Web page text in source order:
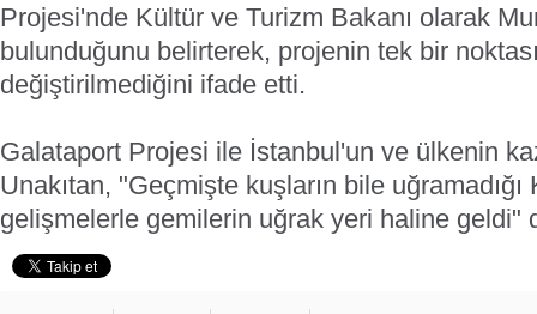
Projesi'nde Kültür ve Turizm Bakanı olarak
bulunduğunu belirterek, projenin tek bir
değiştirilmediğini ifade etti.
Galataport Projesi ile İstanbul'un ve ülkenin
Unakıtan, "Geçmişte kuşların bile uğramadığı
gelişmelerle gemilerin uğrak yeri haline geldi"